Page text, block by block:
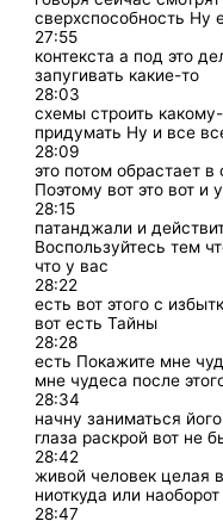
сверхспособность Ну
27:55
контекста а под это
запугивать какие-то
28:03
схемы строить
придумать Ну и все
28:09
это потом обрастает
Поэтому вот это вот и у
28:15
патанджали и
Воспользуйтесь тем
что у вас
28:22
есть вот этого с
вот есть Тайны
28:28
есть Покажите мне
мне чудеса после
28:34
начну заниматься
глаза раскрой вот не
28:42
живой человек целая
ниоткуда или
28:47